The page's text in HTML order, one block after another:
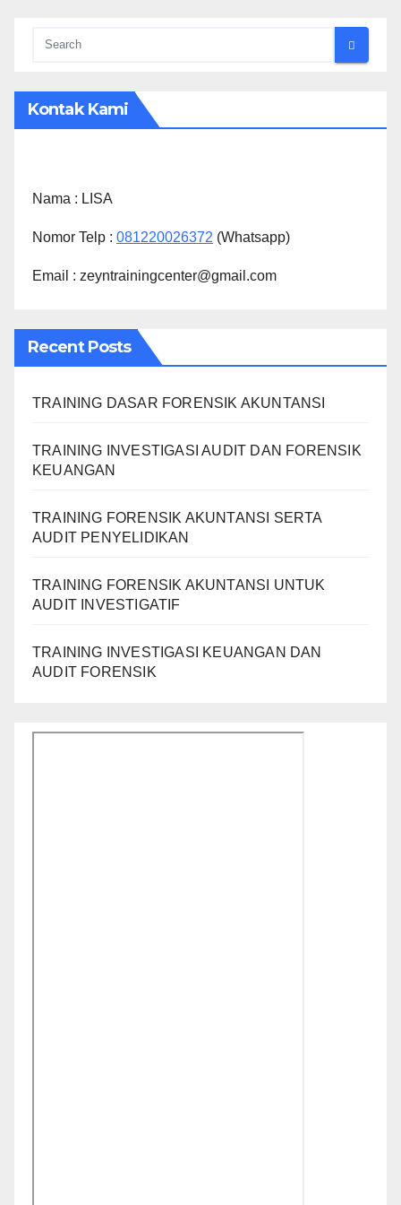
Kontak Kami
Nama : LISA
Nomor Telp : 081220026372 (Whatsapp)
Email : zeyntrainingcenter@gmail.com
Recent Posts
TRAINING DASAR FORENSIK AKUNTANSI
TRAINING INVESTIGASI AUDIT DAN FORENSIK
KEUANGAN
TRAINING FORENSIK AKUNTANSI SERTA
AUDIT PENYELIDIKAN
TRAINING FORENSIK AKUNTANSI UNTUK
AUDIT INVESTIGATIF
TRAINING INVESTIGASI KEUANGAN DAN
AUDIT FORENSIK